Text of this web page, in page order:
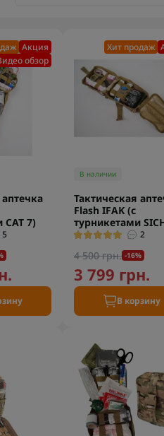
Акция
обзор
7)
5
Хит продаж
В наличии
Тактическая
Flash IFAK (с
турникетами
2
4 500 грн. -16%
3 799 грн.
В корзину